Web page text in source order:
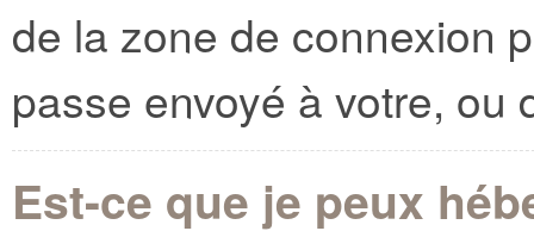
de la zone de connexion
passe envoyé à votre, ou
Est-ce que je peux